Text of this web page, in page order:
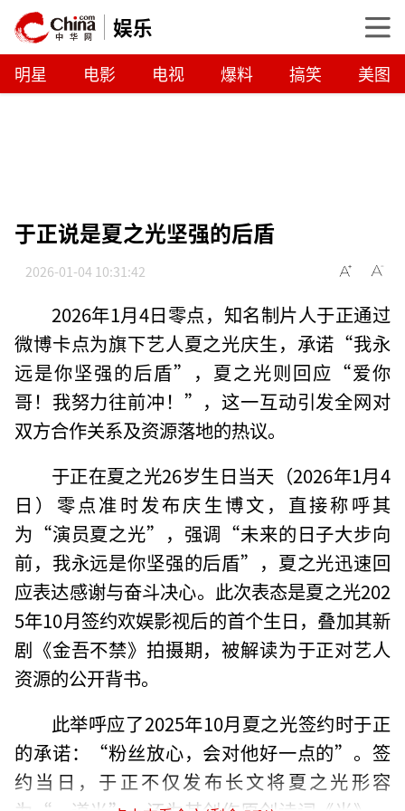
娱乐
明星 电影 电视 爆料 搞笑 美图
于正说是夏之光坚强的后盾
2026-01-04 10:31:42
2026年1月4日零点，知名制片人于正通过
微博卡点为旗下艺人夏之光庆生，承诺“我永
远是你坚强的后盾”，夏之光则回应“爱你
哥！我努力往前冲！”，这一互动引发全网对
双方合作关系及资源落地的热议。
于正在夏之光26岁生日当天（2026年1月4
日）零点准时发布庆生博文，直接称呼其
为“演员夏之光”，强调“未来的日子大步向
前，我永远是你坚强的后盾”，夏之光迅速回
应表达感谢与奋斗决心。此次表态是夏之光202
5年10月签约欢娱影视后的首个生日，叠加其新
剧《金吾不禁》拍摄期，被解读为于正对艺人
资源的公开背书。
此举呼应了2025年10月夏之光签约时于正
的承诺：“粉丝放心，会对他好一点的”。签
约当日，于正不仅发布长文将夏之光形容